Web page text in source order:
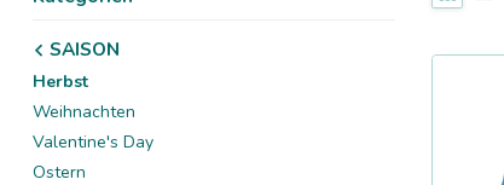
SAISON
Herbst
Weihnachten
Valentine's Day
Ostern